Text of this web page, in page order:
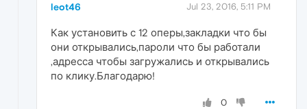
leot46 Jul 23, 2016, 5:11 PM
Как установить с 12 оперы,закладки что бы
они открывались,пароли что бы работали
,адресса чтобы загружались и открывались
по клику.Благодарю!
0